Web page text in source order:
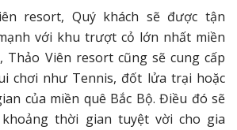
resort, Quý khách sẽ được tận
với khu trượt cỏ lớn nhất miền
Thảo Viên resort cũng sẽ cung cấp
chơi như Tennis, đốt lửa trại hoặc
của miền quê Bắc Bộ. Điều đó sẽ
thời gian tuyệt vời cho gia